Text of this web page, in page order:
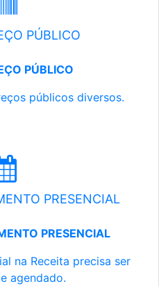
PÚBLICO
PÚBLICO
públicos diversos.
PRESENCIAL
PRESENCIAL
na Receita precisa ser
agendado.